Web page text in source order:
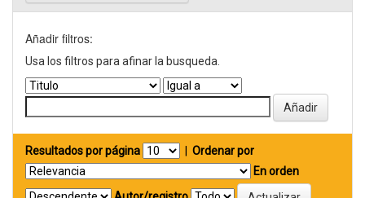
Añadir filtros:
Usa los filtros para afinar la busqueda.
Resultados por página
Ordenar por
En orden